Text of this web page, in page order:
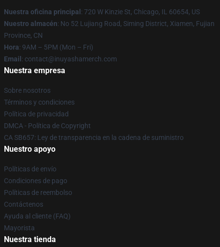
Nuestra oficina principal : 720 W Kinzie St, Chicago, IL 60654, US
Nuestro almacén: No 52 Lujiang Road, Siming District, Xiamen, Fujian
Province, CN
Hora: 9AM – 5PM (Mon – Fri)
Email : contact@inuyashamerch.com
Nuestra empresa
Sobre nosotros
Términos y condiciones
Política de privacidad
DMCA - Política de Copyright
CA SB657: Ley de transparencia en la cadena de suministro
Nuestro apoyo
Políticas de envío
Condiciones de pago
Políticas de reembolso
Contáctenos
Ayuda al cliente (FAQ)
Mayorista
Nuestra tienda